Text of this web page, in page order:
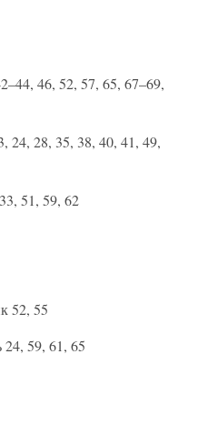
46, 52, 57, 65, 67–69,
28, 35, 38, 40, 41, 49,
51, 59, 62
52, 55
59, 61, 65